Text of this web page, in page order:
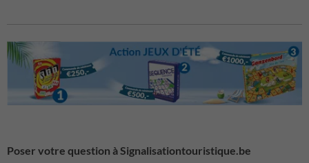
Poser votre question à Signalisationtouristique.be